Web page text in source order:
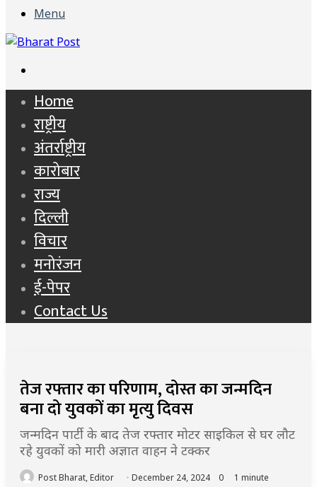
Menu
for
Home
राष्ट्रीय
अंतर्राष्ट्रीय
कारोबार
राज्य
दिल्ली
विचार
मनोरंजन
ई-पेपर
Contact Us
तेज रफ्तार का परिणाम, दोस्त का जन्मदिन
बना दो युवकों का मृत्यु दिवस
जन्मदिन पार्टी के बाद तेज रफ्तार मोटर साइकिल से घर लौट
रहे युवकों को मारी अज्ञात वाहन ने टक्कर
Post Bharat, Editor December 24, 2024 0
1 minute